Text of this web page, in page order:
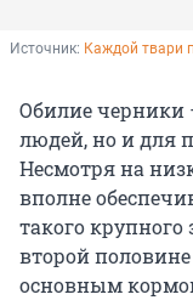
Источник: Каждой твари
Обилие черники
людей, но и для
Несмотря на
вполне
такого
второй
основным